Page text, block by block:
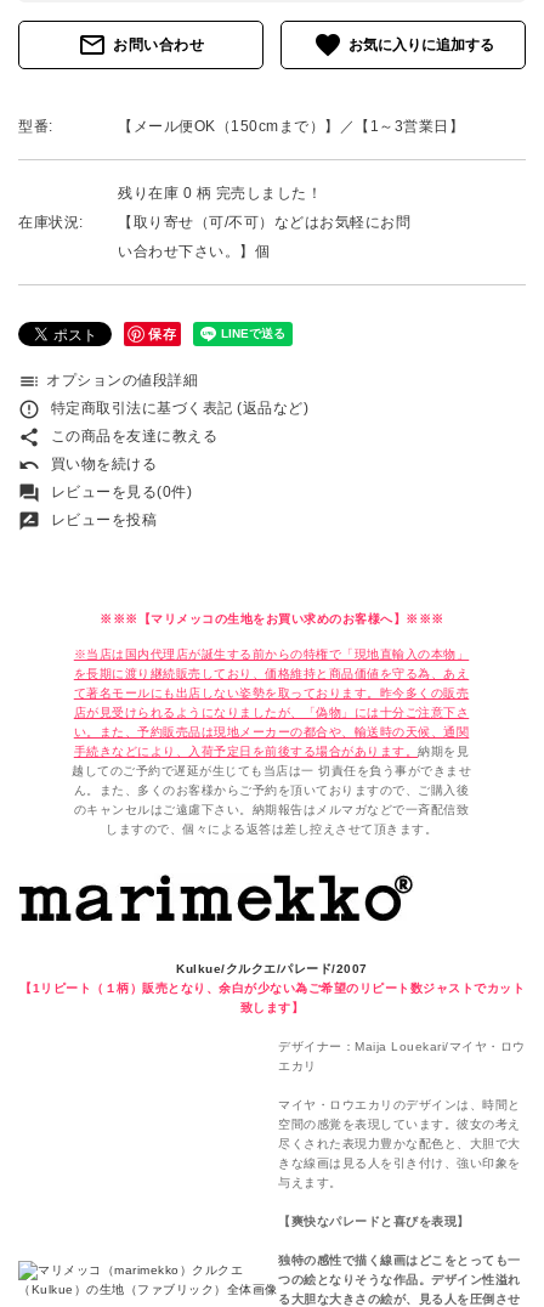
mail_outline お問い合わせ favorite
型番: 【メール便OK（150cmまで）】／【1～3営業日】
在庫状況:
残り在庫 0 柄 完売しました！
【取り寄せ（可/不可）などはお気軽にお問
い合わせ下さい。】個
保存
toc オプションの値段詳細
error_outline 特定商取引法に基づく表記 (返品など)
share この商品を友達に教える
undo 買い物を続ける
forum レビューを見る(0件)
rate_review レビューを投稿
※※※【マリメッコの生地をお買い求めのお客様へ】※※※
※当店は国内代理店が誕生する前からの特権で「現地直輸入の本物」
を長期に渡り継続販売しており、価格維持と商品価値を守る為、あえ
て著名モールにも出店しない姿勢を取っております。昨今多くの販売
店が見受けられるようになりましたが、「偽物」には十分ご注意下さ
い。また、予約販売品は現地メーカーの都合や、輸送時の天候、通関
手続きなどにより、入荷予定日を前後する場合があります。納期を見
越してのご予約で遅延が生じても当店は一 切責任を負う事ができませ
ん。また、多くのお客様からご予約を頂いておりますので、ご購入後
のキャンセルはご遠慮下さい。納期報告はメルマガなどで一斉配信致
しますので、個々による返答は差し控えさせて頂きます。
Kulkue/クルクエ/パレード/2007
【1リピート（１柄）販売となり、余白が少ない為ご希望のリピート数ジャストでカット
致します】
デザイナー：Maija Louekari/マイヤ・ロウ
エカリ
マイヤ・ロウエカリのデザインは、時間と
空間の感覚を表現しています。彼女の考え
尽くされた表現力豊かな配色と、大胆で大
きな線画は見る人を引き付け、強い印象を
与えます。
【爽快なパレードと喜びを表現】
独特の感性で描く線画はどこをとっても一
つの絵となりそうな作品。デザイン性溢れ
る大胆な大きさの絵が、見る人を圧倒させ